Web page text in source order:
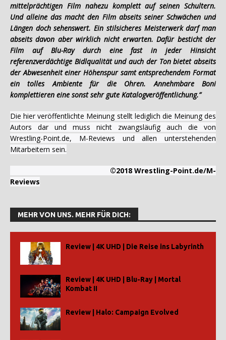
mittelprächtigen Film nahezu komplett auf seinen Schultern.
Und alleine das macht den Film abseits seiner Schwächen und
Längen doch sehenswert. Ein stilsicheres Meisterwerk darf man
abseits davon aber wirklich nicht erwarten. Dafür besticht der
Film auf Blu-Ray durch eine fast in jeder Hinsicht
referenzverdächtige Bidlqualität und auch der Ton bietet abseits
der Abwesenheit einer Höhenspur samt entsprechendem Format
ein tolles Ambiente für die Ohren. Annehmbare Boni
komplettieren eine sonst sehr gute Katalogveröffentlichung.”
Die hier veröffentlichte Meinung stellt lediglich die Meinung des
Autors dar und muss nicht zwangsläufig auch die von
Wrestling-Point.de, M-Reviews und allen unterstehenden
Mitarbeitern sein.
©2018 Wrestling-Point.de/M-
Reviews
MEHR VON UNS. MEHR FÜR DICH:
Review | 4K UHD | Die Reise ins Labyrinth
Review | 4K UHD | Blu-Ray | Mortal
Kombat II
Review | Halo: Campaign Evolved